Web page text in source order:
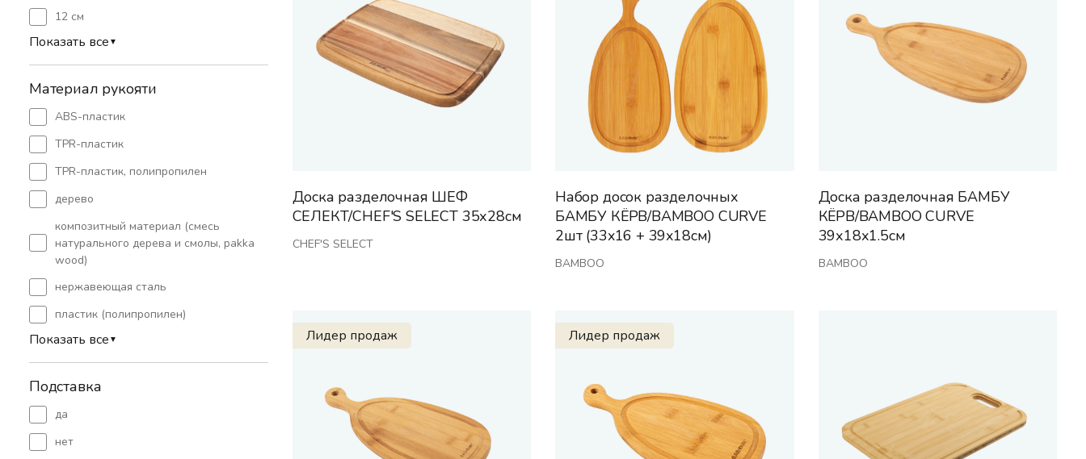
12 см
Показать все ▼
Материал рукояти
ABS-пластик
TPR-пластик
TPR-пластик, полипропилен
дерево
композитный материал (смесь
натурального дерева и смолы, pakka
wood)
нержавеющая сталь
пластик (полипропилен)
Показать все ▼
Подставка
да
нет
Доска разделочная ШЕФ
СЕЛЕКТ/CHEF'S SELECT 35х28см
CHEF'S SELECT
Набор досок разделочных
БАМБУ КЁРВ/BAMBOO CURVE
2шт (33x16 + 39x18см)
BAMBOO
Доска разделочная БАМБУ
КЁРВ/BAMBOO CURVE
39х18х1.5см
BAMBOO
Лидер продаж Лидер продаж